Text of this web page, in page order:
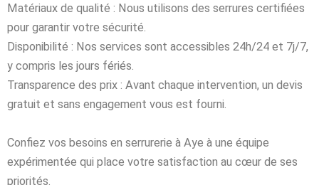
Matériaux de qualité : Nous utilisons des serrures certifiées
pour garantir votre sécurité.
Disponibilité : Nos services sont accessibles 24h/24 et 7j/7,
y compris les jours fériés.
Transparence des prix : Avant chaque intervention, un devis
gratuit et sans engagement vous est fourni.
Confiez vos besoins en serrurerie à Aye à une équipe
expérimentée qui place votre satisfaction au cœur de ses
priorités.